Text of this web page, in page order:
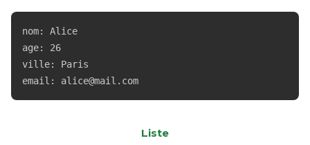
nom: Alice
age: 26
ville: Paris
email: alice@mail.com
Liste